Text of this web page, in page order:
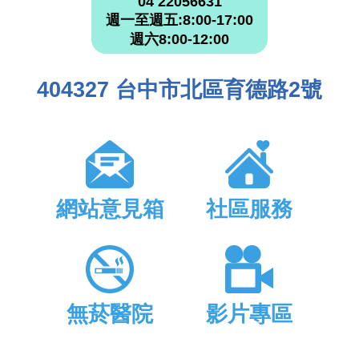
週一至週五:8:00-17:00
週六8:00-12:00
404327 台中市北區育德路2號
網站意見箱 社區服務
無菸醫院 影片專區